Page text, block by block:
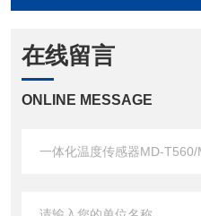
在线留言
ONLINE MESSAGE